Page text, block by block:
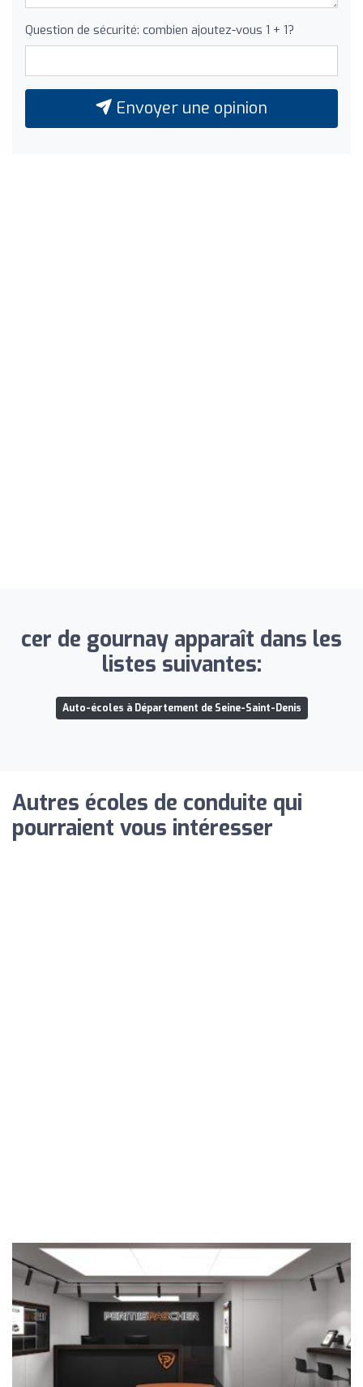
Question de sécurité: combien ajoutez-vous 1 + 1?
Envoyer une opinion
cer de gournay apparaît dans les
listes suivantes:
Auto-écoles à Département de Seine-Saint-Denis
Autres écoles de conduite qui
pourraient vous intéresser